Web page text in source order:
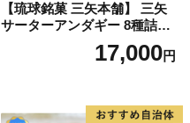
【琉球銘菓 三矢本舗】 三矢
サーターアンダギー 8種詰め
合わせ(15個×2袋)17,000円